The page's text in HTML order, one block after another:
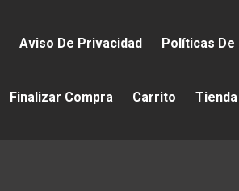
Aviso De Privacidad Políticas De
Finalizar Compra Carrito